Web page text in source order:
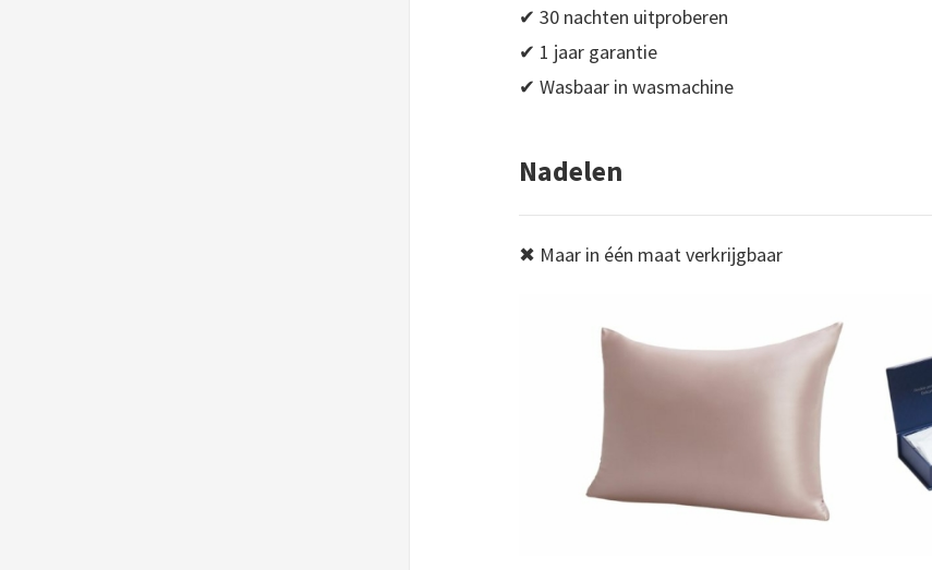
✔ 30 nachten uitproberen
✔ 1 jaar garantie
✔ Wasbaar in wasmachine
Nadelen
✖ Maar in één maat verkrijgbaar